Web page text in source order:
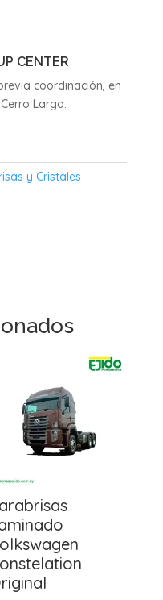
CENTER
coordinación, en
Largo.
y Cristales